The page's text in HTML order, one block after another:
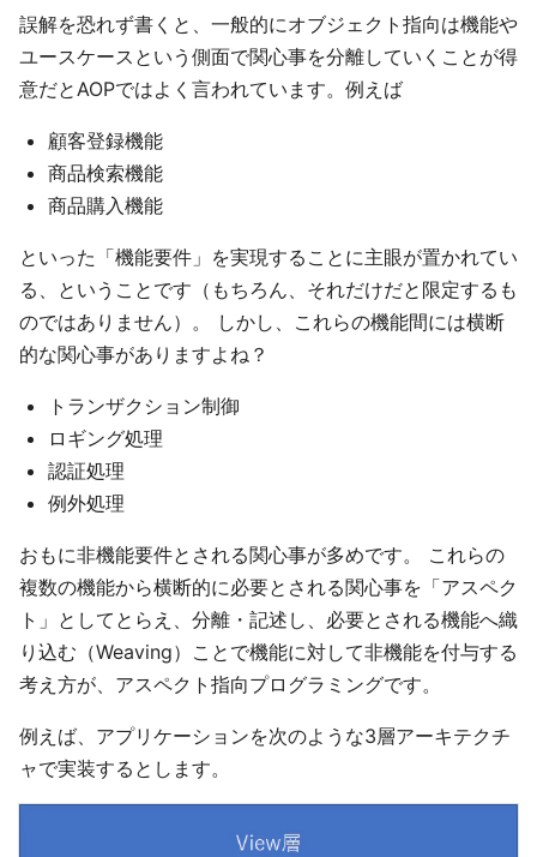
誤解を恐れず書くと、一般的にオブジェクト指向は機能や
ユースケースという側面で関心事を分離していくことが得
意だとAOPではよく言われています。例えば
顧客登録機能
商品検索機能
商品購入機能
といった「機能要件」を実現することに主眼が置かれてい
る、ということです（もちろん、それだけだと限定するも
のではありません）。 しかし、これらの機能間には横断
的な関心事がありますよね？
トランザクション制御
ロギング処理
認証処理
例外処理
おもに非機能要件とされる関心事が多めです。 これらの
複数の機能から横断的に必要とされる関心事を「アスペク
ト」としてとらえ、分離・記述し、必要とされる機能へ織
り込む（Weaving）ことで機能に対して非機能を付与する
考え方が、アスペクト指向プログラミングです。
例えば、アプリケーションを次のような3層アーキテクチ
ャで実装するとします。